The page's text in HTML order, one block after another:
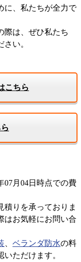
に、私たちが全力で
際は、ぜひ私たち
い。
こちら
月04日時点での費
りを承っておりま
はお気軽にお問い合
ベランダ防水の料
ただけます。